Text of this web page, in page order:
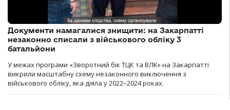
Документи намагалися знищити: на Закарпатті
незаконно списали з військового обліку 3
батальйони
У межах програми «Зворотний бік ТЦК та ВЛК» на Закарпатті
викрили масштабну схему незаконного виключення з
військового обліку, яка діяла у 2022–2024 роках.